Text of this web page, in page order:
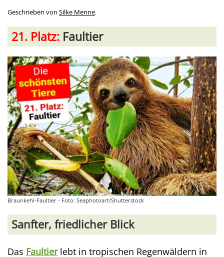
Geschrieben von Silke Menne.
21. Platz: Faultier
Braunkehl-Faultier - Foto: Seaphotoart/Shutterstock
Sanfter, friedlicher Blick
Das Faultierlebt in tropischen Regenwäldern in